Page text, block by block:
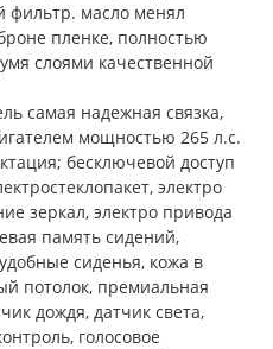
фильтр. масло менял
пленке, полностью
слоями качественной
самая надежная связка,
мощностью 265 л.с.
бесключевой доступ
электро
зеркал, электро привода
память сидений,
сиденья, кожа в
потолок, премиальная
дождя, датчик света,
голосовое